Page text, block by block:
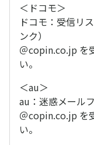
＜ドコモ＞
ドコモ：受信リ
ンク）
＠copin.co.jp を
い。
＜au＞
au：迷惑メール
＠copin.co.jp を
い。